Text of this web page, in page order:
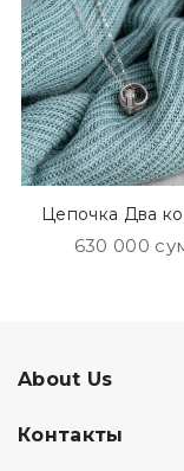
Цепочка Два
630 000
About Us
Контакты